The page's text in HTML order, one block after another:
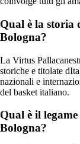
Qual è la storia
Bologna?
La Virtus
storiche e titolate
nazionali e
del basket italiano.
Qual è il
Bologna?